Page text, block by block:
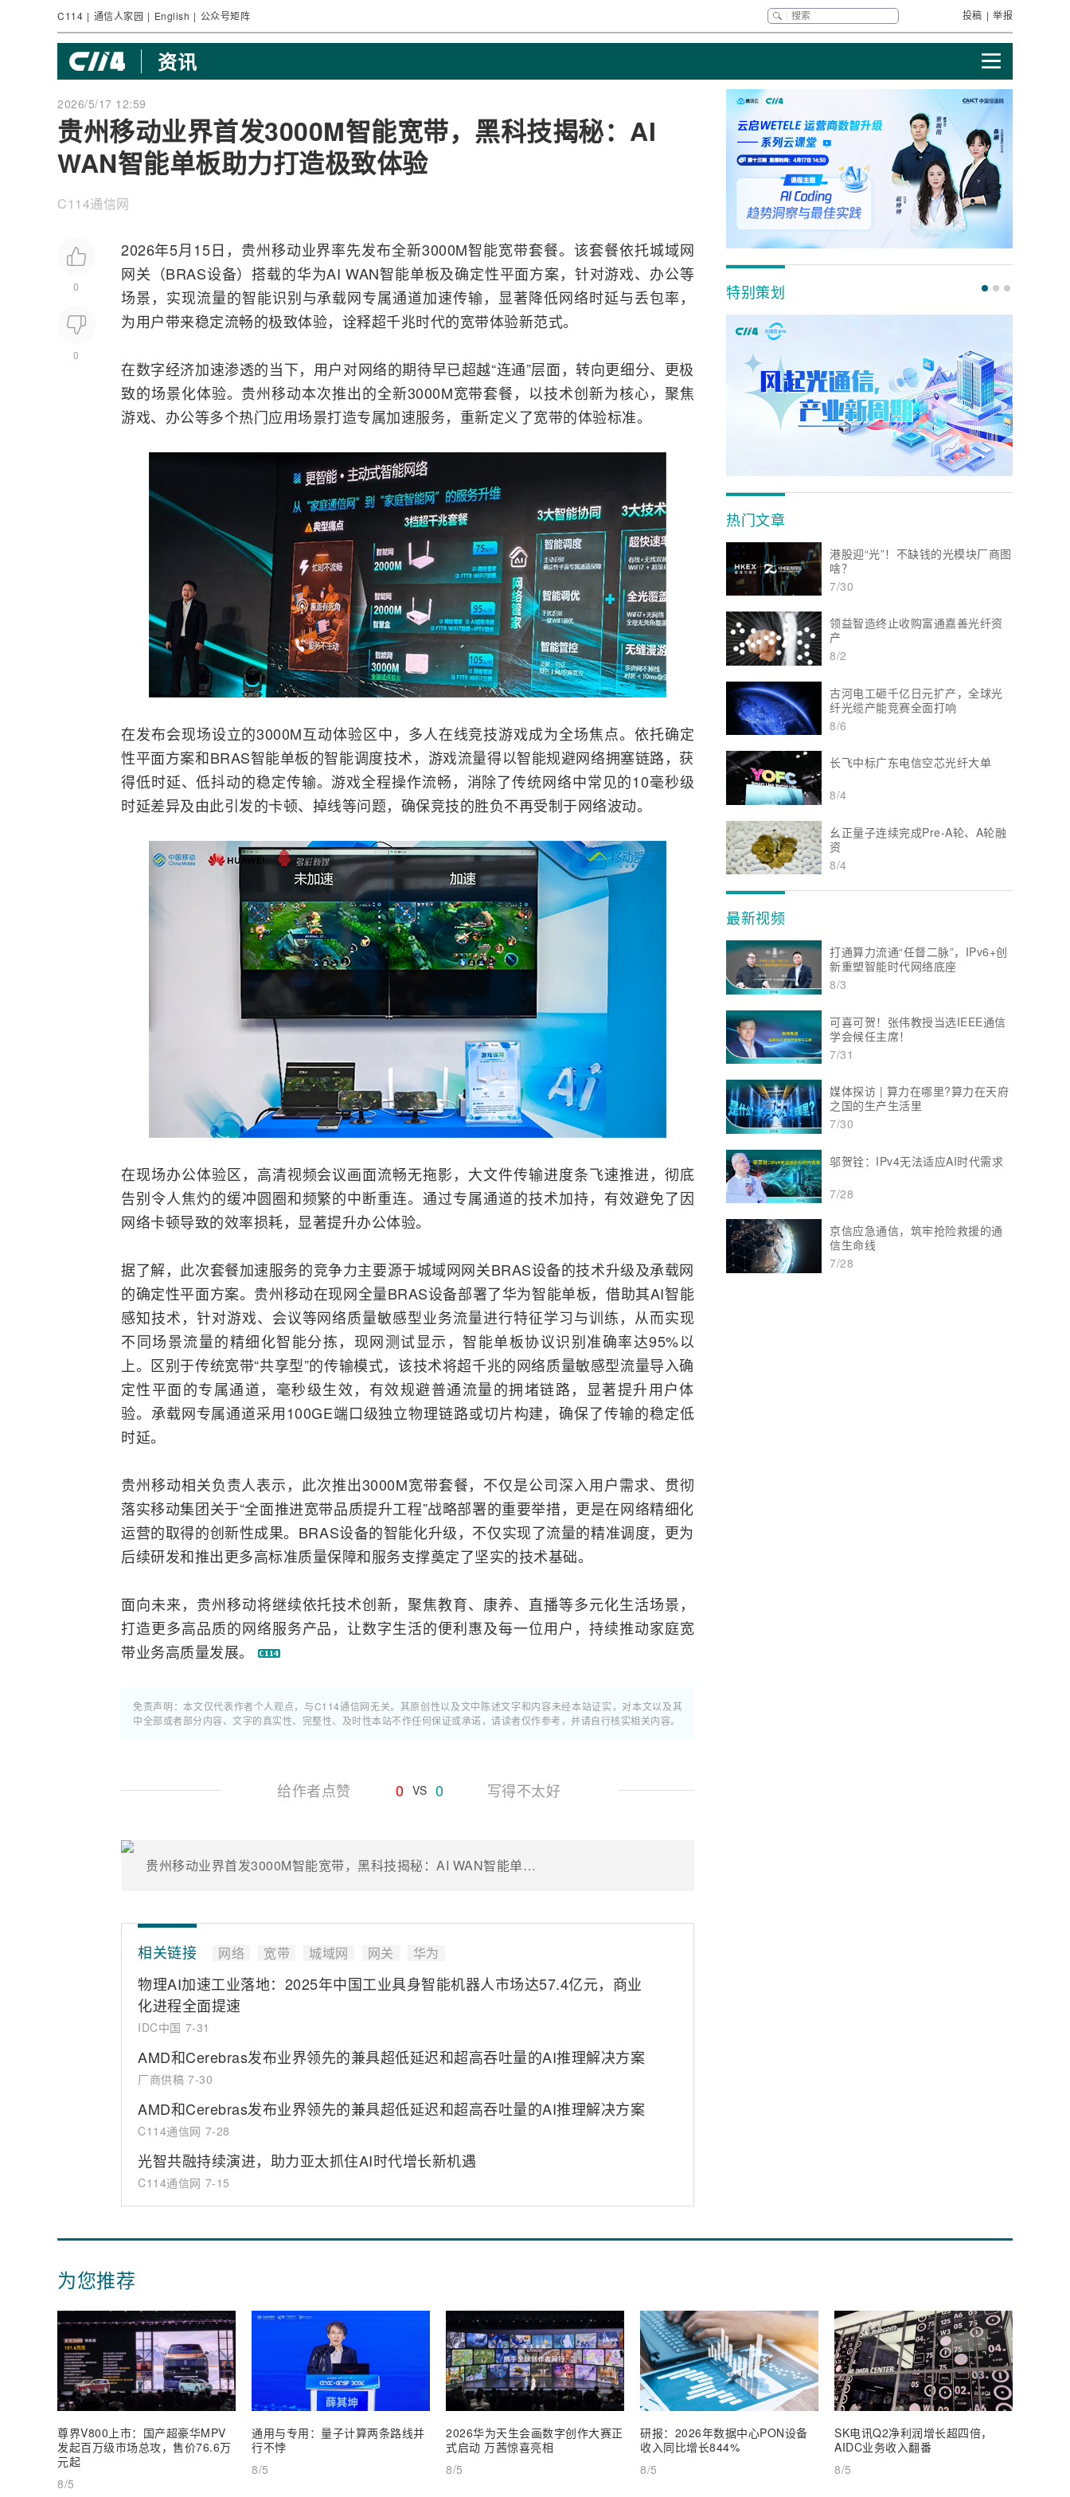
C114 | 通信人家园 | English | 公众号矩阵 投稿 | 举报
资讯
2026/5/17 12:59
贵州移动业界首发3000M智能宽带，黑科技揭秘：AI
WAN智能单板助力打造极致体验
C114通信网
0
0
2026年5月15日，贵州移动业界率先发布全新3000M智能宽带套餐。该套餐依托城域网
网关 （BRAS设备）搭载的华为AI WAN智能单板及确定性平面方案，针对游戏、办公等
场景，实现流量的智能识别与承载网专属通道加速传输，显著降低网络时延与丢包率，
为用户带来稳定流畅的极致体验，诠释超千兆时代的宽带体验新范式。
在数字经济加速渗透的当下，用户对网络的期待早已超越“连通”层面，转向更细分、更极
致的场景化体验。贵州移动本次推出的全新3000M宽带套餐，以技术创新为核心，聚焦
游戏、办公等多个热门应用场景打造专属加速服务，重新定义了宽带的体验标准。
在发布会现场设立的3000M互动体验区中，多人在线竞技游戏成为全场焦点。依托确定
性平面方案和BRAS智能单板的智能调度技术，游戏流量得以智能规避网络拥塞链路，获
得低时延、低抖动的稳定传输。游戏全程操作流畅，消除了传统网络中常见的10毫秒级
时延差异及由此引发的卡顿、掉线等问题，确保竞技的胜负不再受制于网络波动。
在现场办公体验区，高清视频会议画面流畅无拖影，大文件传输进度条飞速推进，彻底
告别令人焦灼的缓冲圆圈和频繁的中断重连。通过专属通道的技术加持，有效避免了因
网络卡顿导致的效率损耗，显著提升办公体验。
据了解，此次套餐加速服务的竞争力主要源于城域网网关BRAS设备的技术升级及承载网
的确定性平面方案。贵州移动在现网全量BRAS设备部署了华为智能单板，借助其AI智能
感知技术，针对游戏、会议等网络质量敏感型业务流量进行特征学习与训练，从而实现
不同场景流量的精细化智能分拣，现网测试显示，智能单板协议识别准确率达95%以
上。区别于传统宽带“共享型”的传输模式，该技术将超千兆的网络质量敏感型流量导入确
定性平面的专属通道，毫秒级生效，有效规避普通流量的拥堵链路，显著提升用户体
验。承载网专属通道采用100GE端口级独立物理链路或切片构建，确保了传输的稳定低
时延。
贵州移动相关负责人表示，此次推出3000M宽带套餐，不仅是公司深入用户需求、贯彻
落实移动集团关于“全面推进宽带品质提升工程”战略部署的重要举措，更是在网络精细化
运营的取得的创新性成果。BRAS设备的智能化升级，不仅实现了流量的精准调度，更为
后续研发和推出更多高标准质量保障和服务支撑奠定了坚实的技术基础。
面向未来，贵州移动将继续依托技术创新，聚焦教育、康养、直播等多元化生活场景，
打造更多高品质的网络服务产品，让数字生活的便利惠及每一位用户，持续推动家庭宽
带业务高质量发展。
免责声明：本文仅代表作者个人观点，与C114通信网无关。其原创性以及文中陈述文字和内容未经本站证实，对本文以及其
中全部或者部分内容、文字的真实性、完整性、及时性本站不作任何保证或承诺，请读者仅作参考，并请自行核实相关内容。
给作者点赞 0 VS 0 写得不太好
贵州移动业界首发3000M智能宽带，黑科技揭秘：AI WAN智能单板助力打造极致体验
相关链接 网络 宽带 城域网 网关 华为
物理AI加速工业落地：2025年中国工业具身智能机器人市场达57.4亿元，商业
化进程全面提速
IDC中国 7-31
AMD和Cerebras发布业界领先的兼具超低延迟和超高吞吐量的AI推理解决方案
厂商供稿 7-30
AMD和Cerebras发布业界领先的兼具超低延迟和超高吞吐量的AI推理解决方案
C114通信网 7-28
光智共融持续演进，助力亚太抓住AI时代增长新机遇
C114通信网 7-15
特别策划
热门文章
港股迎“光”！不缺钱的光模块厂商图
啥？
7/30
领益智造终止收购富通嘉善光纤资
产
8/2
古河电工砸千亿日元扩产，全球光
纤光缆产能竞赛全面打响
8/6
长飞中标广东电信空芯光纤大单
8/4
幺正量子连续完成Pre-A轮、A轮融
资
8/4
最新视频
打通算力流通“任督二脉”，IPv6+创
新重塑智能时代网络底座
8/3
可喜可贺！张伟教授当选IEEE通信
学会候任主席！
7/31
媒体探访 | 算力在哪里?算力在天府
之国的生产生活里
7/30
邬贺铨：IPv4无法适应AI时代需求
7/28
京信应急通信，筑牢抢险救援的通
信生命线
7/28
为您推荐
尊界V800上市：国产超豪华MPV
发起百万级市场总攻，售价76.6万
元起
8/5
通用与专用：量子计算两条路线并
行不悖
8/5
2026华为天生会画数字创作大赛正
式启动 万茜惊喜亮相
8/5
研报：2026年数据中心PON设备
收入同比增长844%
8/5
SK电讯Q2净利润增长超四倍，
AIDC业务收入翻番
8/5